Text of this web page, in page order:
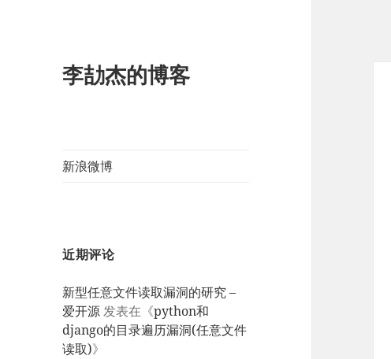
李劼杰的博客
新浪微博
近期评论
新型任意文件读取漏洞的研究 –
爱开源发表在《python和
django的目录遍历漏洞(任意文件
读取)》